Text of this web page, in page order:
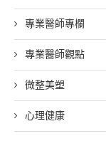
專業醫師專欄
專業醫師觀點
微整美塑
心理健康